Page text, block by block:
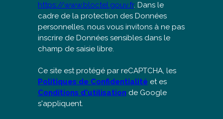
https://www.bloctel.gouv.fr. Dans le
cadre de la protection des Données
personnelles, nous vous invitons à ne pas
inscrire de Données sensibles dans le
champ de saisie libre.
Ce site est protégé par reCAPTCHA, les
Politiques de Confidentialité et es
Conditions d'utilisation de Google
s'appliquent.